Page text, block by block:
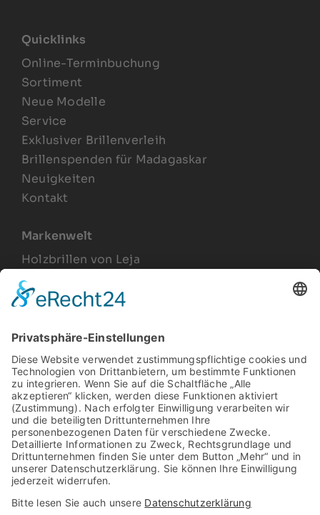
Quicklinks
Online-Terminbuchung
Sortiment
Neue Modelle
Service
Exklusiver Brillenverleih
Brillenspenden für Madagaskar
Neuigkeiten
Kontakt
Markenwelt
Holzbrillen von Leja
Joel Lesca
Arbeitsplatzbrillen
Relax Gläser
Gleitsichtbrillen
Sonnenbrillen
Vintage Brillengestelle
Rechtliches
Impressum
Datenschutz